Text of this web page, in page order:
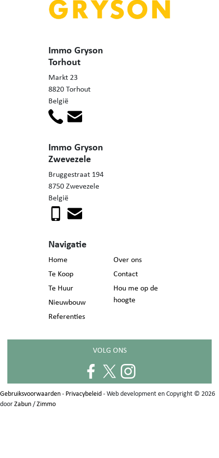
Immo Gryson
Torhout
Markt 23
8820 Torhout
België
Immo Gryson
Zwevezele
Bruggestraat 194
8750 Zwevezele
België
Navigatie
Home
Te Koop
Te Huur
Nieuwbouw
Referenties
Over ons
Contact
Hou me op de
hoogte
VOLG ONS
Gebruiksvoorwaarden- Privacybeleid- Web development en Copyright © 2026
doorZabun/Zimmo